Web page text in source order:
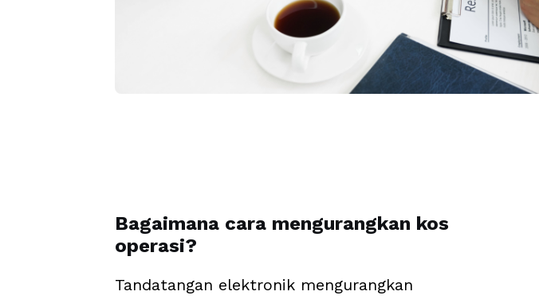
Bagaimana cara mengurangkan kos
operasi?
Tandatangan elektronik mengurangkan